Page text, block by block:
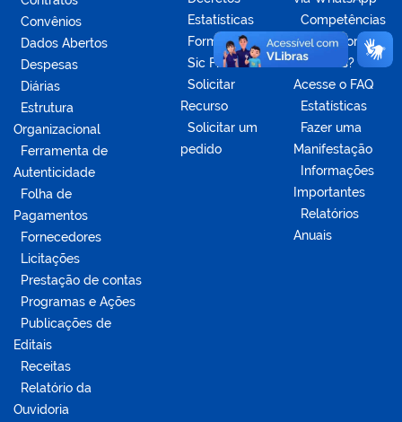
Convênios
Dados Abertos
Despesas
Diárias
Estrutura
Organizacional
Ferramenta de
Autenticidade
Folha de
Pagamentos
Fornecedores
Licitações
Prestação de contas
Programas e Ações
Publicações de
Editais
Receitas
Relatório da
Ouvidoria
Estatísticas
Formulários
Sic Físico
Solicitar
Recurso
Solicitar um
pedido
Competências
da Ouvidoria
Dúvidas?
Acesse o FAQ
Estatísticas
Fazer uma
Manifestação
Informações
Importantes
Relatórios
Anuais